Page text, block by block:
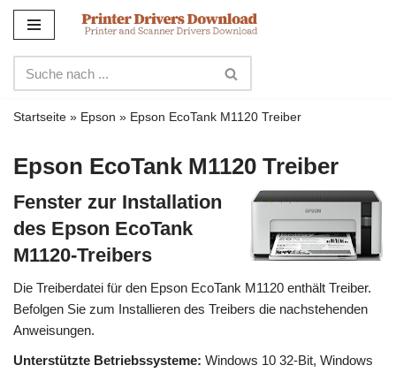
Inhalt
Startseite » Epson » Epson EcoTank M1120 Treiber
Epson EcoTank M1120 Treiber
Fenster zur Installation
des Epson EcoTank
M1120-Treibers
Die Treiberdatei für den Epson EcoTank M1120 enthält Treiber.
Befolgen Sie zum Installieren des Treibers die nachstehenden
Anweisungen.
Unterstützte Betriebssysteme: Windows 10 32-Bit, Windows